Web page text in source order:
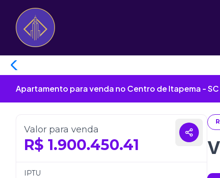
Apartamento para venda no Centro de Itapema - SC
Valor para venda
R$ 1.900.450.41
IPTU